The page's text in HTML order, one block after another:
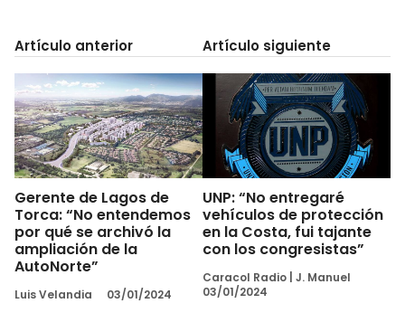
Artículo anterior
Gerente de Lagos de
Torca: “No entendemos
por qué se archivó la
ampliación de la
AutoNorte”
Luis Velandia 03/01/2024
Artículo siguiente
UNP: “No entregaré
vehículos de protección
en la Costa, fui tajante
con los congresistas”
Caracol Radio J. Manuel
03/01/2024